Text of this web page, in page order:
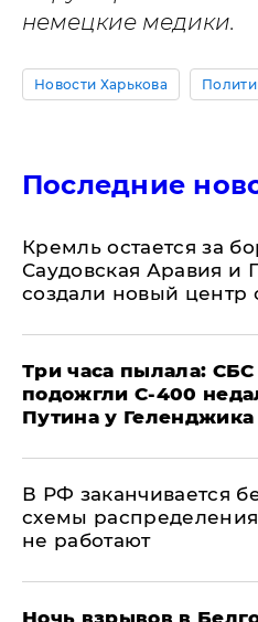
немецкие медики.
Новости Харькова
Последние
​Кремль остается за
Саудовская Аравия и
создали новый центр
Три часа пылала:
подожгли С-400
Путина у Геленджика
​В РФ заканчивается
схемы
не работают
​Ночь взрывов в